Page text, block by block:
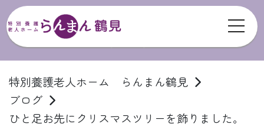
特別養護老人ホーム らんまん鶴見
ブログ
ひと足お先にクリスマスツリーを飾りました。